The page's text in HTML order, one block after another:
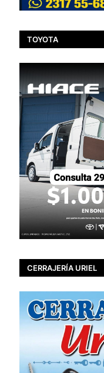
TOYOTA
CERRAJERÍA URIEL